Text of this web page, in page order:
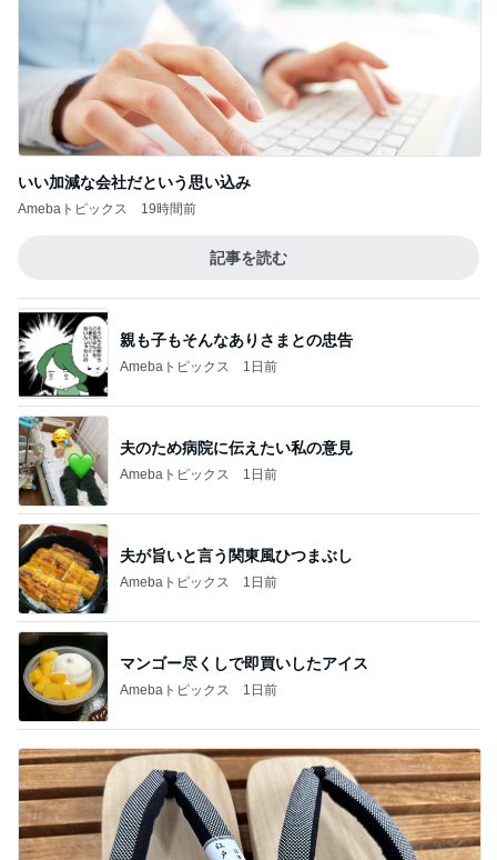
いい加減な会社だという思い込み
Amebaトピックス 19時間前
記事を読む
親も子もそんなありさまとの忠告
Amebaトピックス 1日前
夫のため病院に伝えたい私の意見
Amebaトピックス 1日前
夫が旨いと言う関東風ひつまぶし
Amebaトピックス 1日前
マンゴー尽くしで即買いしたアイス
Amebaトピックス 1日前